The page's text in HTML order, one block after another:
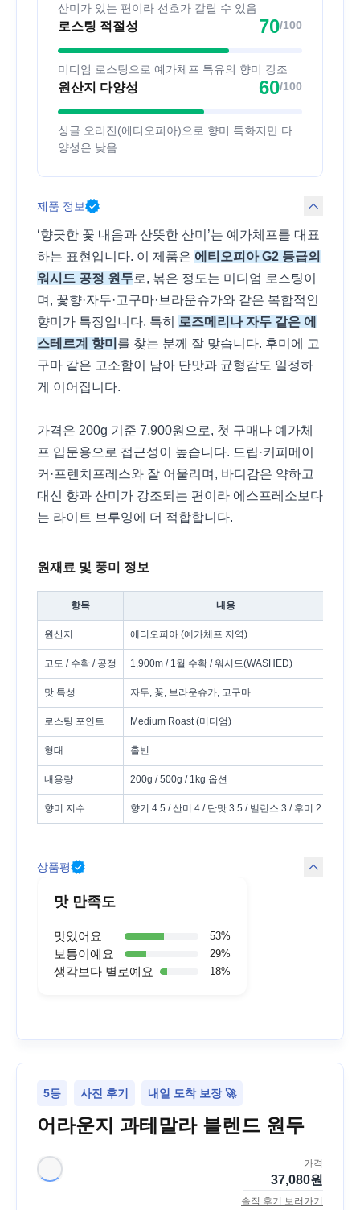
산미가 있는 편이라 선호가 갈릴 수 있음
로스팅 적절성 70/100
미디엄 로스팅으로 예가체프 특유의 향미 강조
원산지 다양성 60/100
싱글 오리진(에티오피아)으로 향미 특화지만 다
양성은 낮음
제품 정보
‘향긋한 꽃 내음과 산뜻한 산미’는 예가체프를 대표
하는 표현입니다. 이 제품은 에티오피아 G2 등급의
워시드 공정 원두로, 볶은 정도는 미디엄 로스팅이
며, 꽃향·자두·고구마·브라운슈가와 같은 복합적인
향미가 특징입니다. 특히
로즈메리나 자두 같은 에
스테르계 향미 를 찾는 분께 잘 맞습니다. 후미에 고
구마 같은 고소함이 남아 단맛과 균형감도 일정하
게 이어집니다.
가격은 200g 기준 7,900원으로, 첫 구매나 예가체
프 입문용으로 접근성이 높습니다. 드립·커피메이
커·프렌치프레스와 잘 어울리며, 바디감은 약하고
대신 향과 산미가 강조되는 편이라 에스프레소보다
는 라이트 브루잉에 더 적합합니다.
원재료 및 풍미 정보
항목 내용
원산지 에티오피아 (예가체프 지역)
고도 / 수확 / 공정 1,900m / 1월 수확 / 워시드(WASHED)
맛 특성 자두, 꽃, 브라운슈가, 고구마
로스팅 포인트 Medium Roast (미디엄)
형태 홀빈
내용량 200g / 500g / 1kg 옵션
향미 지수 향기 4.5 / 산미 4 / 단맛 3.5 / 밸런스 3 / 후미 2
상품평
맛 만족도
맛있어요 53%
보통이예요 29%
생각보다 별로예요 18%
5등 사진 후기 내일 도착 보장 🚀
어라운지 과테말라 블렌드 원두
가격
37,080원
솔직 후기 보러가기